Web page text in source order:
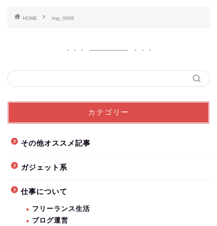
HOME img_0858
カテゴリー
その他オススメ記事
ガジェット系
仕事について
フリーランス生活
ブログ運営